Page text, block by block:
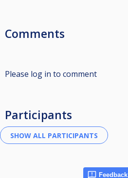
Comments
Please log in to comment
Participants
Feedback